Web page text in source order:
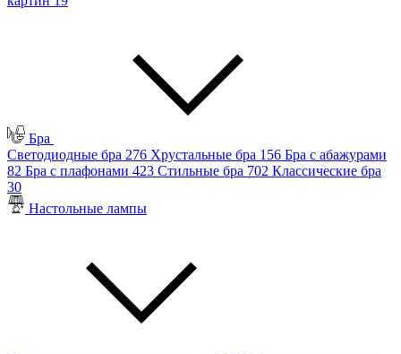
Бра
Светодиодные бра 276 Хрустальные бра 156 Бра с абажурами
82 Бра с плафонами 423 Стильные бра 702 Классические бра
30
Настольные лампы